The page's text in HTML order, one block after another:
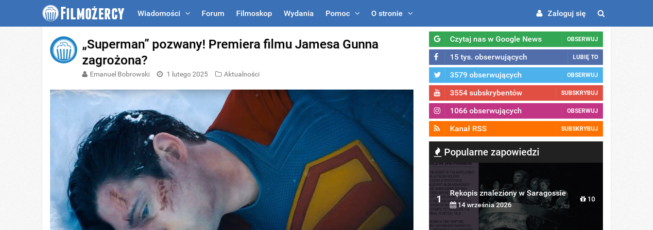
Wiadomości Forum Filmoskop Wydania Pomoc O stronie Zaloguj się
„Superman” pozwany! Premiera filmu Jamesa Gunna
zagrożona?
Emanuel Bobrowski 1 lutego 2025 Aktualności
Czytaj nas w Google News OBSERWUJ
15 tys. obserwujących LUBIĘ TO
3579 obserwujących OBSERWUJ
3554 subskrybentów SUBSKRYBUJ
1066 obserwujących OBSERWUJ
Kanał RSS SUBSKRYBUJ
Popularne zapowiedzi
1
Rękopis znaleziony w Saragossie
14 września 2026
10